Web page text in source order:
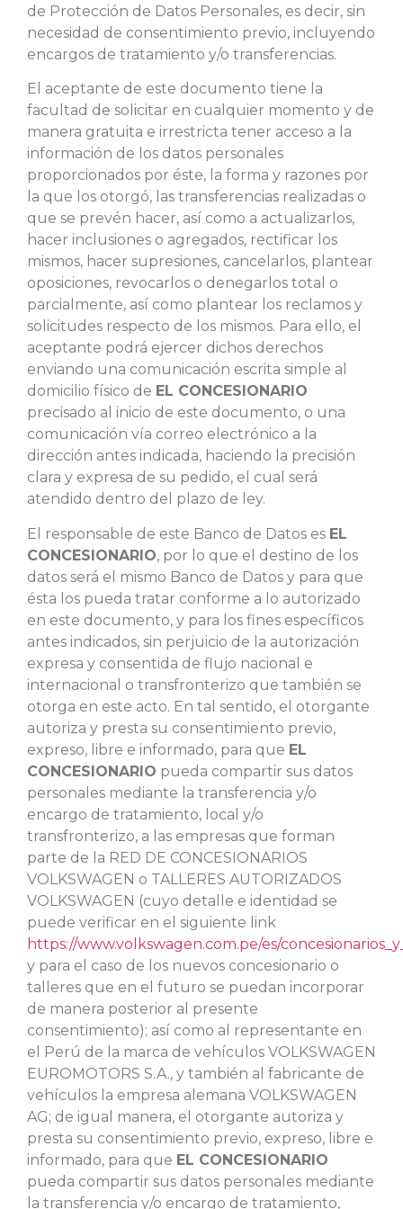
de Protección de Datos Personales, es decir, sin
necesidad de consentimiento previo, incluyendo
encargos de tratamiento y/o transferencias.
El aceptante de este documento tiene la
facultad de solicitar en cualquier momento y de
manera gratuita e irrestricta tener acceso a la
información de los datos personales
proporcionados por éste, la forma y razones por
la que los otorgó, las transferencias realizadas o
que se prevén hacer, así como a actualizarlos,
hacer inclusiones o agregados, rectificar los
mismos, hacer supresiones, cancelarlos, plantear
oposiciones, revocarlos o denegarlos total o
parcialmente, así como plantear los reclamos y
solicitudes respecto de los mismos. Para ello, el
aceptante podrá ejercer dichos derechos
enviando una comunicación escrita simple al
domicilio físico de EL CONCESIONARIO
precisado al inicio de este documento, o una
comunicación vía correo electrónico a la
dirección antes indicada, haciendo la precisión
clara y expresa de su pedido, el cual será
atendido dentro del plazo de ley.
El responsable de este Banco de Datos es EL
CONCESIONARIO, por lo que el destino de los
datos será el mismo Banco de Datos y para que
ésta los pueda tratar conforme a lo autorizado
en este documento, y para los fines específicos
antes indicados, sin perjuicio de la autorización
expresa y consentida de flujo nacional e
internacional o transfronterizo que también se
otorga en este acto. En tal sentido, el otorgante
autoriza y presta su consentimiento previo,
expreso, libre e informado, para que EL
CONCESIONARIO pueda compartir sus datos
personales mediante la transferencia y/o
encargo de tratamiento, local y/o
transfronterizo, a las empresas que forman
parte de la RED DE CONCESIONARIOS
VOLKSWAGEN o TALLERES AUTORIZADOS
VOLKSWAGEN (cuyo detalle e identidad se
puede verificar en el siguiente link
https://www.volkswagen.com.pe/es/
y para el caso de los nuevos concesionario o
talleres que en el futuro se puedan incorporar
de manera posterior al presente
consentimiento); así como al representante en
el Perú de la marca de vehículos VOLKSWAGEN
EUROMOTORS S.A., y también al fabricante de
vehículos la empresa alemana VOLKSWAGEN
AG; de igual manera, el otorgante autoriza y
presta su consentimiento previo, expreso, libre e
informado, para que EL CONCESIONARIO
pueda compartir sus datos personales mediante
la transferencia y/o encargo de tratamiento,